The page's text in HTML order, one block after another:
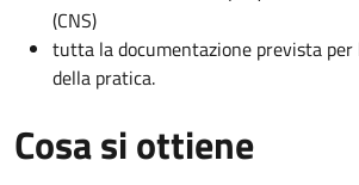
(CNS)
tutta la documentazione prevista per
della pratica.
Cosa si ottiene